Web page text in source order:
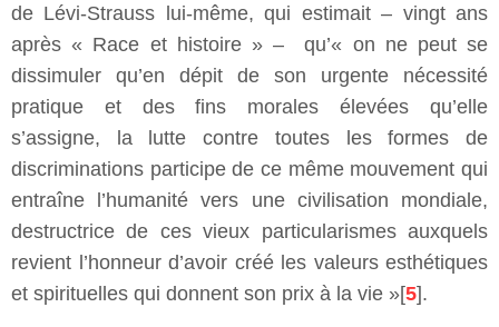
de Lévi-Strauss lui-même, qui estimait – vingt ans
après « Race et histoire » – qu’« on ne peut se
dissimuler qu’en dépit de son urgente nécessité
pratique et des fins morales élevées qu’elle
s’assigne, la lutte contre toutes les formes de
discriminations participe de ce même mouvement qui
entraîne l’humanité vers une civilisation mondiale,
destructrice de ces vieux particularismes auxquels
revient l’honneur d’avoir créé les valeurs esthétiques
et spirituelles qui donnent son prix à la vie »[5].